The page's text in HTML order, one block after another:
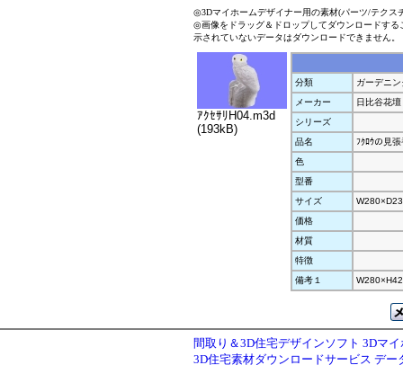
◎3Dマイホームデザイナー用の素材(パーツ/テクス
◎画像をドラッグ＆ドロップしてダウンロードす
示されていないデータはダウンロードできません。
ｱｸｾｻﾘH04.m3d
(193kB)
分類
ガーデニ
メーカー
日比谷花壇
シリーズ
品名
ﾌｸﾛｳの見張
色
型番
サイズ
価格
材質
特徴
備考１
間取り＆3D住宅デザインソフト 3Dマ
3D住宅素材ダウンロードサービス デー